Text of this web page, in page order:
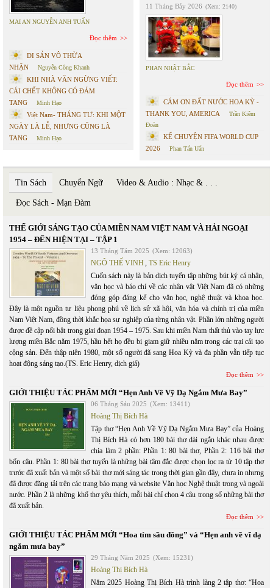
MAI AN NGUYỄN ANH TUẤN
Đọc thêm
DI SẢN VÔ THỪA
NHẬN
Nguyễn Công Khanh
KHI NHÀ VĂN NGỪNG VIẾT:
CÁI CHẾT KHÔNG CÓ ĐÁM
TANG
Minh Hạo
Việt Nam- THÁNG TƯ: KHI MỘT
NGÀY LÀ LỄ, NHƯNG CŨNG LÀ
TANG
Minh Hạo
11 Tháng Bảy 2026 (Xem: 2140)
PHAN NHẬT BẮC
Đọc thêm
CÁM ƠN ĐẤT NƯỚC HOA KỲ -
THANK YOU, AMERICA
Trần Kiêm
Đoàn
KỂ CHUYỆN FIFA WORLD CUP
2026
Phan Tấn Uẩn
Tin Sách Chuyển Ngữ Video & Audio : Nhạc & . . .
Đọc Sách - Mạn Đàm
THẾ GIỚI SÁNG TẠO CỦA MIỀN NAM VIỆT NAM VÀ HẢI NGOẠI
1954 – ĐẾN HIỆN TẠI – TẬP 1
13 Tháng Tám 2025 (Xem: 12063)
NGÔ THẾ VINH, TS Eric Henry
Cuốn sách này là bản dịch tuyển tập những bút ký cá nhân,
văn học và báo chí về các nhân vật Việt Nam đã có những
đóng góp đáng kể cho văn học, nghệ thuật và khoa học.
Đây là một nguồn tư liệu phong phú về lịch sử xã hội, văn hóa và chính trị của miền
Nam Việt Nam, đồng thời khắc họa sự nghiệp của từng nhân vật. Phần lớn những người
được đề cập nổi bật trong giai đoạn 1954 – 1975. Sau khi miền Nam thất thủ vào tay lực
lượng miền Bắc năm 1975, hầu hết họ đều bị giam giữ nhiều năm trong các trại cải tạo
cộng sản. Đến thập niên 1980, một số người đã sang Hoa Kỳ và đa phần vẫn tiếp tục
hoạt động sáng tạo.(TS. Eric Henry, dịch giả)
Đọc thêm
GIỚI THIỆU TÁC PHẨM MỚI “Hẹn Anh Về Vỹ Dạ Ngắm Mưa Bay”
06 Tháng Sáu 2025 (Xem: 13411)
Hoàng Thị Bích Hà
Tập thơ “Hẹn Anh Về Vỹ Dạ Ngắm Mưa Bay” của Hoàng
Thị Bích Hà có hơn 180 bài thơ dài ngắn khác nhau được
chia làm 2 phần: Phần 1: 80 bài thơ, Phần 2: 116 bài thơ
bốn câu. Phần 1: 80 bài thơ tuyển là những bài tâm đắc được chọn lọc ra từ 10 tập thơ
trước đã xuất bản và một số bài thơ mới sáng tác trong thời gian gần đây, chưa in nhưng
đã được đăng tải trên các trang báo mạng và website Văn học Nghệ thuật trong và ngoài
nước. Phần 2 là những khổ thơ yêu thích, mỗi bài chỉ chon 4 câu trong số những bài thơ
đã xuất bản.
Đọc thêm
GIỚI THIỆU TÁC PHẨM MỚI “Hoa tím sầu đông” và “Hẹn anh về vĩ dạ
ngắm mưa bay”
29 Tháng Năm 2025 (Xem: 15231)
Hoàng Thị Bích Hà
Năm 2025 Hoàng Thị Bích Hà trình làng 2 tập thơ: “Hoa